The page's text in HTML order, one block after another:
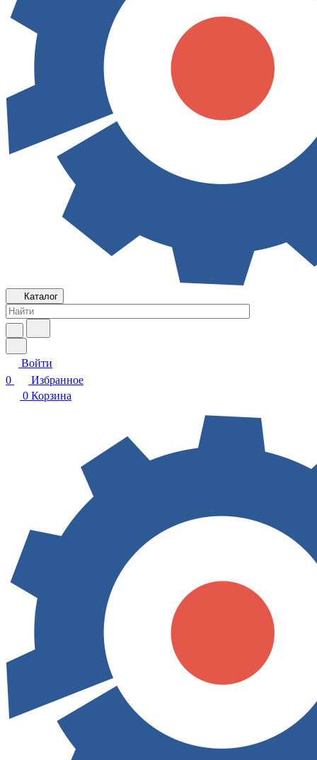
Каталог
Войти
0
Избранное
0 Корзина